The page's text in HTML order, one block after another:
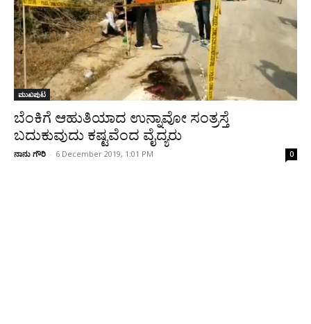
ಮುಖಪುಟ
ಬೆಂಕಿಗೆ ಆಹುತಿಯಾದ ಉನ್ನಾವೋ ಸಂತ್ರಸ್ತೆ
ಬದುಕುವುದು ಕಷ್ಟವೆಂದ ವೈದ್ಯರು
ನಾನು ಗೌರಿ - 6 December 2019, 1:01 PM 0